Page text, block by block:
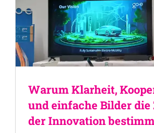
Warum Klarheit,
und einfache Bilder
der Innovation